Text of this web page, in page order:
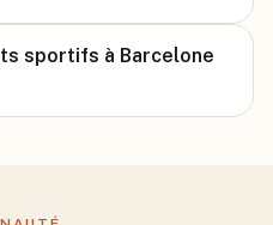
sportifs à Barcelone